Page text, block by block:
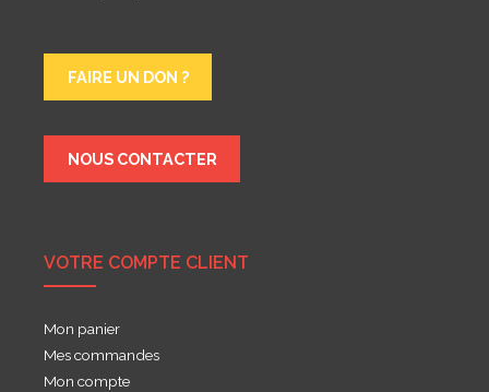
FAIRE UN DON ?
NOUS CONTACTER
VOTRE COMPTE CLIENT
Mon panier
Mes commandes
Mon compte